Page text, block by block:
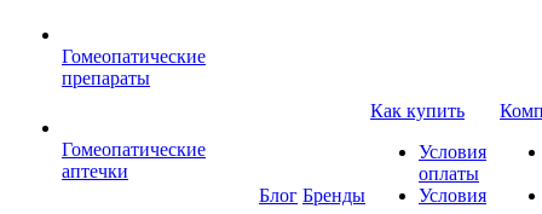
Гомеопатические
препараты
Гомеопатические
аптечки
Блог Бренды
Как купить
Условия
оплаты
Условия